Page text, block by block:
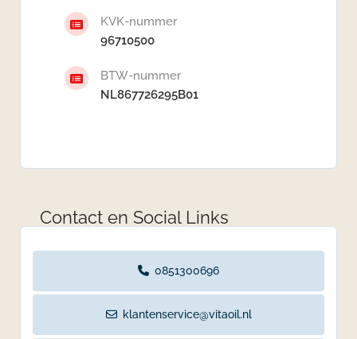
KVK-nummer
96710500
BTW-nummer
NL867726295B01
Contact en Social Links
0851300696
klantenservice@vitaoil.nl